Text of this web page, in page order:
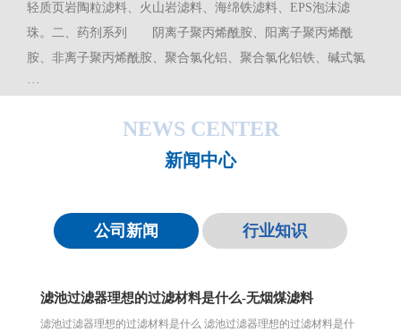
轻质页岩陶粒滤料、火山岩滤料、海绵铁滤料、EPS泡沫滤
珠。二、药剂系列 阴离子聚丙烯酰胺、阳离子聚丙烯酰
胺、非离子聚丙烯酰胺、聚合氯化铝、聚合氯化铝铁、碱式氯
···
NEWS CENTER
新闻中心
公司新闻 行业知识
滤池过滤器理想的过滤材料是什么-无烟煤滤料
滤池过滤器理想的过滤材料是什么 滤池过滤器理想的过滤材料是什